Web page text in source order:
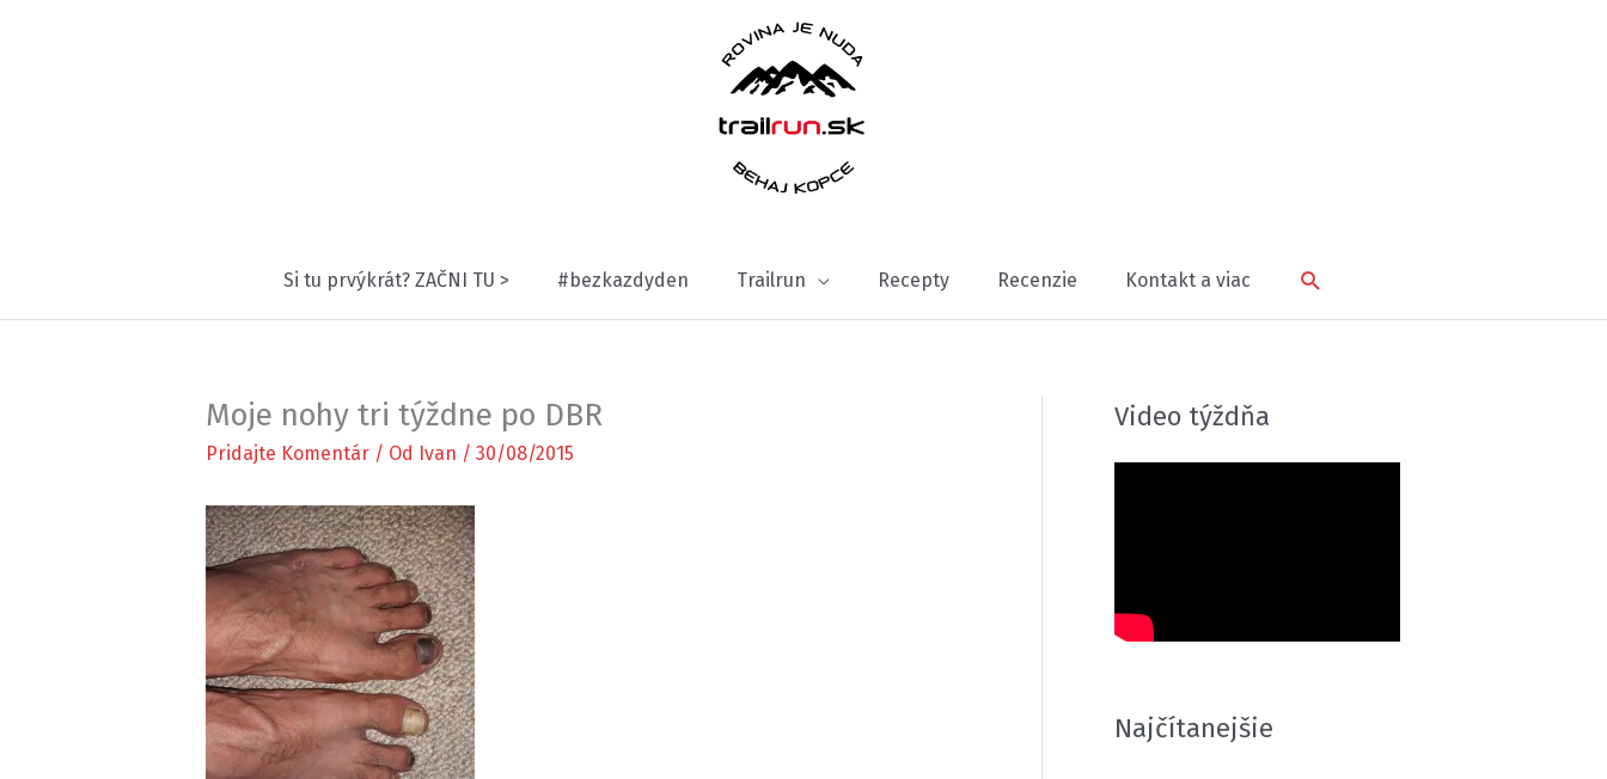
Si tu prvýkrát? ZAČNI TU > #bezkazdyden Trailrun Recepty Recenzie Kontakt a viac Hľadať
Moje nohy tri týždne po DBR
Pridajte Komentár / Od Ivan / 30/08/2015
Video týždňa
Najčítanejšie